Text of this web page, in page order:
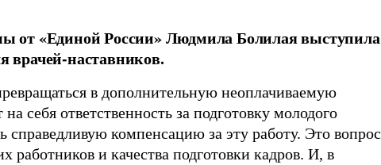
от «Единой России» Людмила Болилая выступила
врачей-наставников.
в дополнительную неоплачиваемую
себя ответственность за подготовку молодого
справедливую компенсацию за эту работу. Это вопрос
работников и качества подготовки кадров. И, в